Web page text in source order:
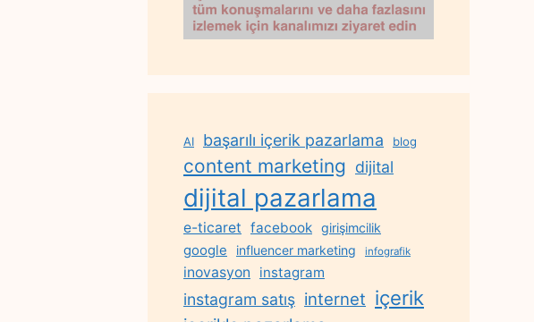
AI başarılı içerik pazarlama blog
content marketing dijital
dijital pazarlama
e-ticaret facebook girişimcilik
google influencer marketing infografik
inovasyon instagram
instagram satış internet içerik